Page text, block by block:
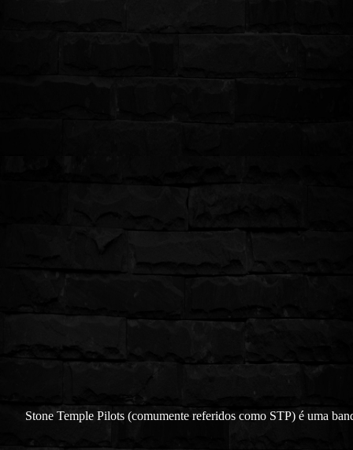
Stone Temple Pilots (comumente referidos como STP) é uma